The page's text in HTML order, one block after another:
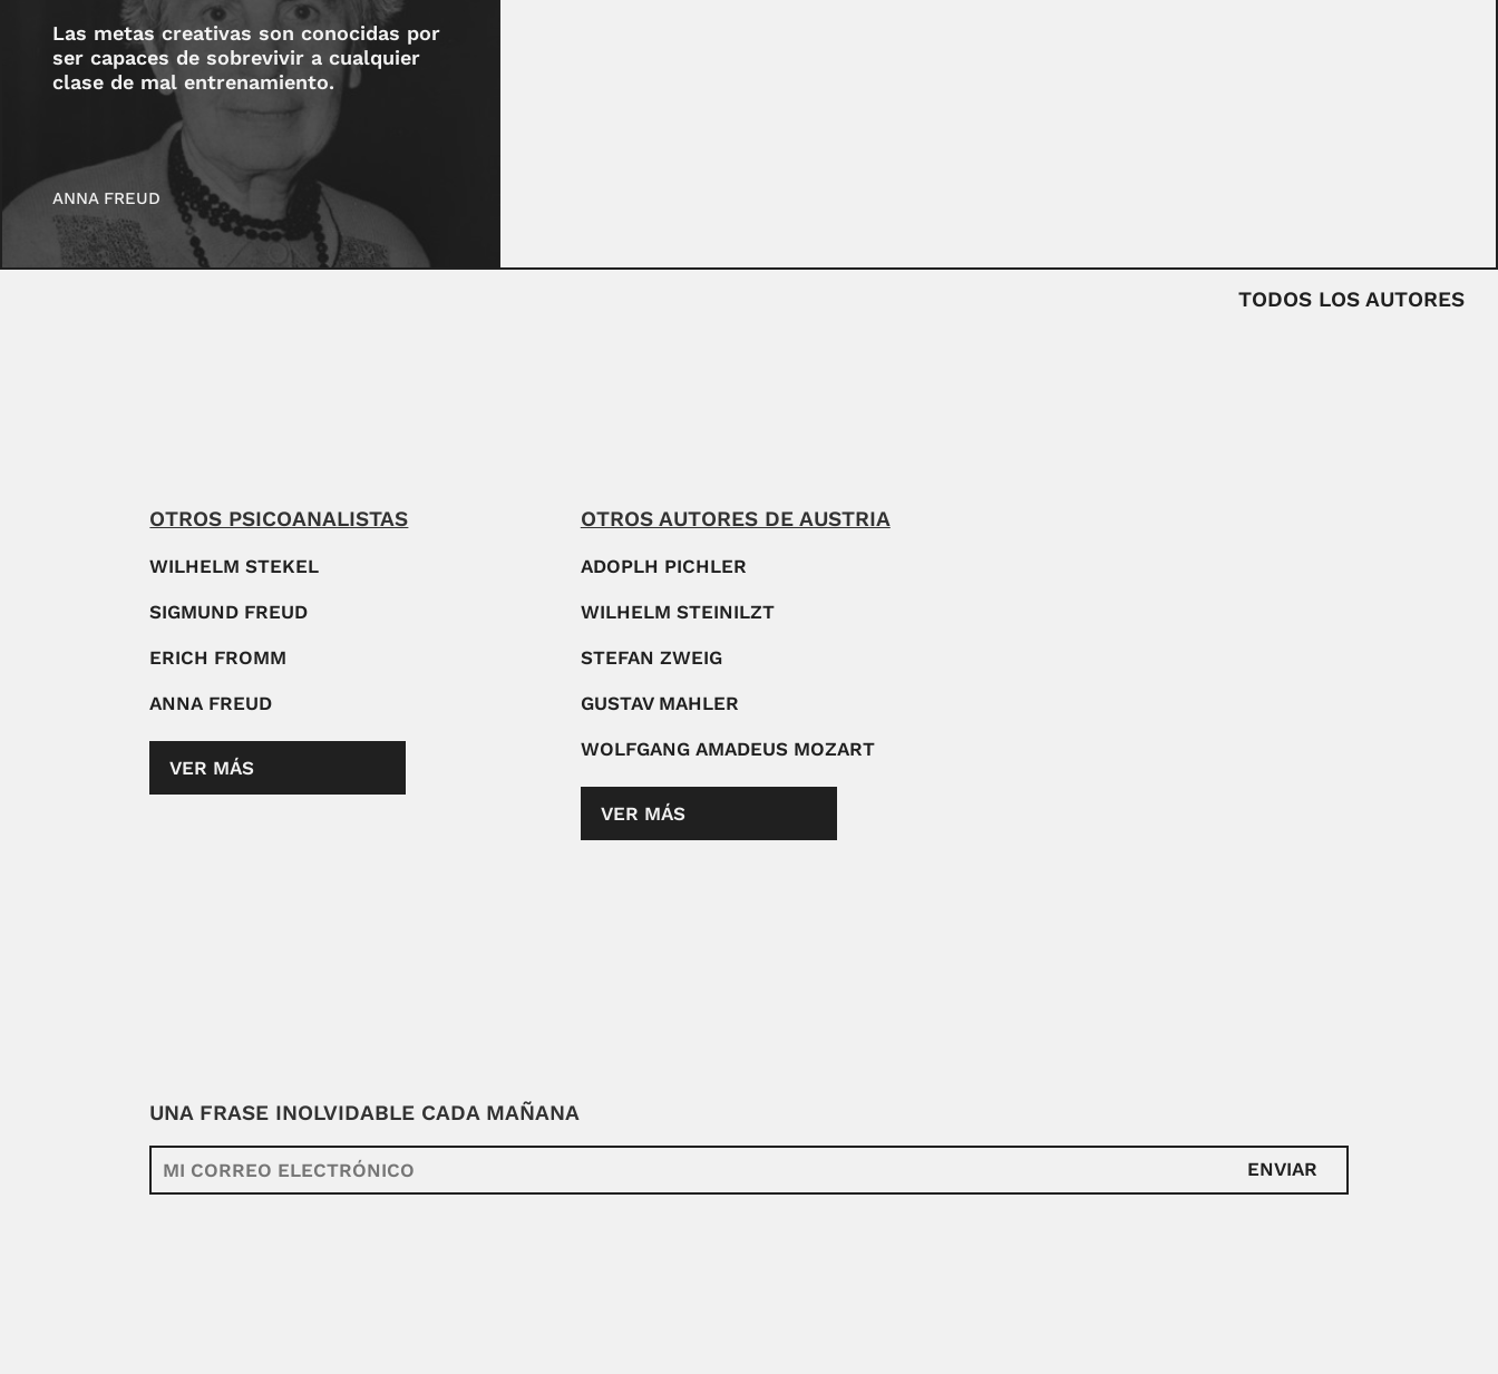
Las metas creativas son conocidas por
ser capaces de sobrevivir a cualquier
clase de mal entrenamiento.
ANNA FREUD
TODOS LOS AUTORES
OTROS PSICOANALISTAS
WILHELM STEKEL
SIGMUND FREUD
ERICH FROMM
ANNA FREUD
VER MÁS
OTROS AUTORES DE AUSTRIA
ADOPLH PICHLER
WILHELM STEINILZT
STEFAN ZWEIG
GUSTAV MAHLER
WOLFGANG AMADEUS MOZART
VER MÁS
UNA FRASE INOLVIDABLE CADA MAÑANA
ENVIAR